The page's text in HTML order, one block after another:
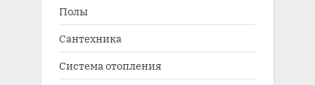
Полы
Сантехника
Система отопления